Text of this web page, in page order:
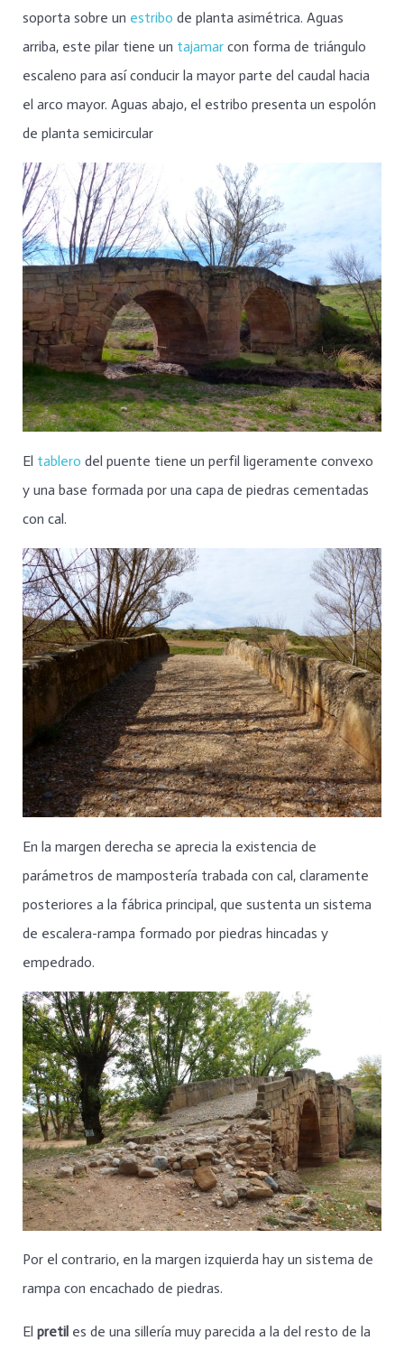
soporta sobre un estribo de planta asimétrica. Aguas
arriba, este pilar tiene un tajamar con forma de triángulo
escaleno para así conducir la mayor parte del caudal hacia
el arco mayor. Aguas abajo, el estribo presenta un espolón
de planta semicircular
El tablero del puente tiene un perfil ligeramente convexo
y una base formada por una capa de piedras cementadas
con cal.
En la margen derecha se aprecia la existencia de
parámetros de mampostería trabada con cal, claramente
posteriores a la fábrica principal, que sustenta un sistema
de escalera-rampa formado por piedras hincadas y
empedrado.
Por el contrario, en la margen izquierda hay un sistema de
rampa con encachado de piedras.
El pretil es de una sillería muy parecida a la del resto de la